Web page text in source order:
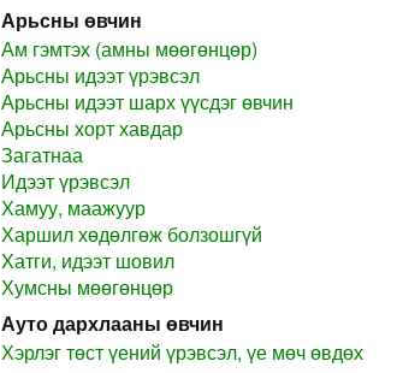
Арьсны өвчин
Ам гэмтэх (амны мөөгөнцөр)
Арьсны идээт үрэвсэл
Арьсны идээт шарх үүсдэг өвчин
Арьсны хорт хавдар
Загатнаа
Идээт үрэвсэл
Хамуу, маажуур
Харшил хөдөлгөж болзошгүй
Хатги, идээт шовил
Хумсны мөөгөнцөр
Ауто дархлааны өвчин
Хэрлэг төст үений үрэвсэл, үе мөч өвдөх